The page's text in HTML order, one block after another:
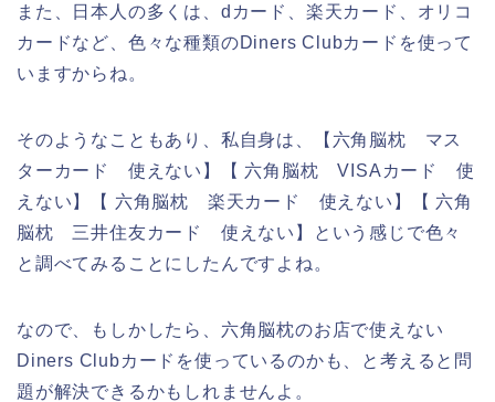
また、日本人の多くは、dカード、楽天カード、オリコ
カードなど、色々な種類のDiners Clubカードを使って
いますからね。
そのようなこともあり、私自身は、【六角脳枕 マス
ターカード 使えない】【 六角脳枕 VISAカード 使
えない】【 六角脳枕 楽天カード 使えない】【 六角
脳枕 三井住友カード 使えない】という感じで色々
と調べてみることにしたんですよね。
なので、もしかしたら、六角脳枕のお店で使えない
Diners Clubカードを使っているのかも、と考えると問
題が解決できるかもしれませんよ。